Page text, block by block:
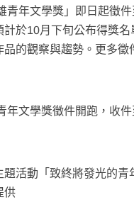
青年文學獎」即日起徵
計於10月下旬公布得獎
品的觀察與趨勢。更多徵
年文學獎徵件開跑，收
題活動「致終將發光的
供